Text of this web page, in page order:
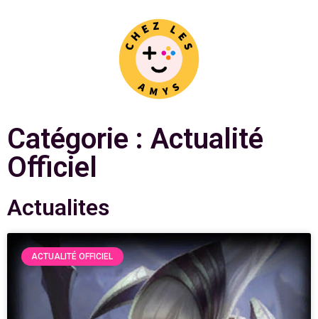
Catégorie : Actualité
Officiel
Actualites
ACTUALITÉ OFFICIEL